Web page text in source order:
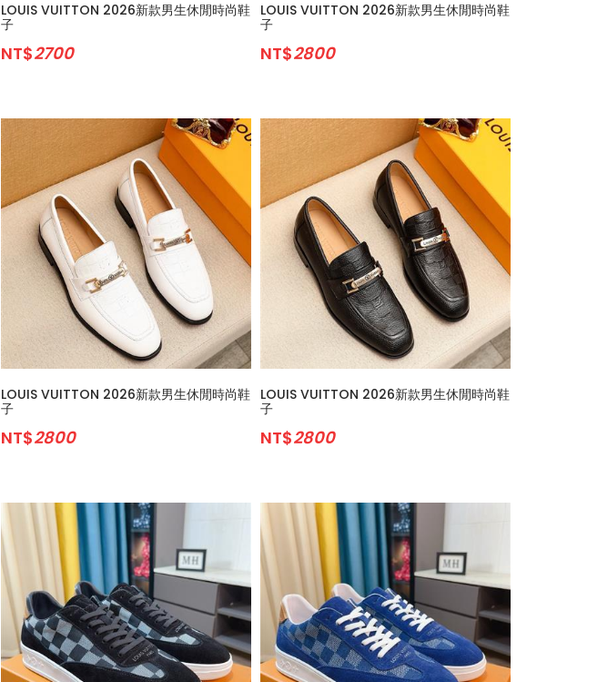
LOUIS VUITTON 2026新款男生休閒時尚鞋
子
NT$2700
LOUIS VUITTON 2026新款男生休閒時尚鞋
子
NT$2800
LOUIS VUITTON 2026新款男生休閒時尚鞋
子
NT$2800
LOUIS VUITTON 2026新款男生休閒時尚鞋
子
NT$2800